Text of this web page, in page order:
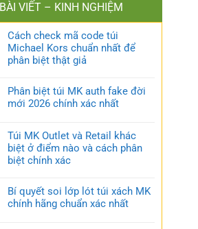
BÀI VIẾT – KINH NGHIỆM
Cách check mã code túi
Michael Kors chuẩn nhất để
phân biệt thật giả
Phân biệt túi MK auth fake đời
mới 2026 chính xác nhất
Túi MK Outlet và Retail khác
biệt ở điểm nào và cách phân
biệt chính xác
Bí quyết soi lớp lót túi xách MK
chính hãng chuẩn xác nhất